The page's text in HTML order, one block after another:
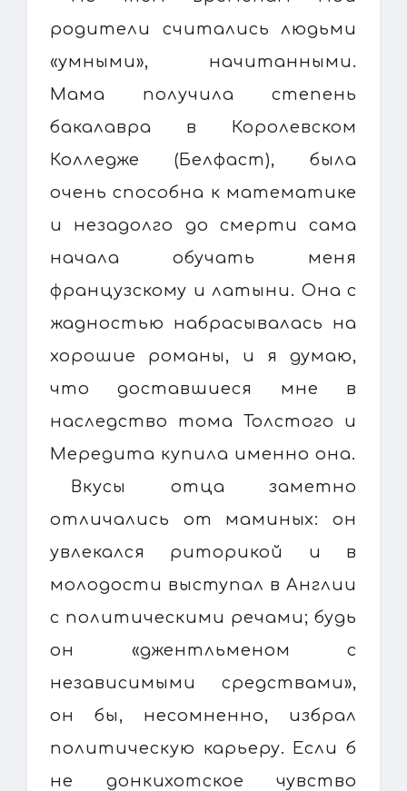
родители считались людьми
«умными», начитанными.
Мама получила степень
бакалавра в Королевском
Колледже (Белфаст), была
очень способна к математике
и незадолго до смерти сама
начала обучать меня
французскому и латыни. Она с
жадностью набрасывалась на
хорошие романы, и я думаю,
что доставшиеся мне в
наследство тома Толстого и
Мередита купила именно она.
Вкусы отца заметно
отличались от маминых: он
увлекался риторикой и в
молодости выступал в Англии
с политическими речами; будь
он «джентльменом с
независимыми средствами»,
он бы, несомненно, избрал
политическую карьеру. Если б
не донкихотское чувство